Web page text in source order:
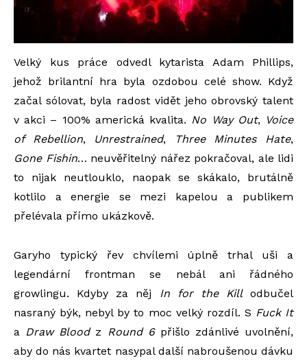
Velký kus práce odvedl kytarista Adam Phillips,
jehož brilantní hra byla ozdobou celé show. Když
začal sólovat, byla radost vidět jeho obrovský talent
v akci – 100% americká kvalita. No Way Out, Voice
of Rebellion, Unrestrained, Three Minutes Hate,
Gone Fishin… neuvěřitelný nářez pokračoval, ale lidi
to nijak neutlouklo, naopak se skákalo, brutálně
kotlilo a energie se mezi kapelou a publikem
přelévala přímo ukázkově.
Garyho typický řev chvílemi úplně trhal uši a
legendární frontman se nebál ani řádného
growlingu. Kdyby za něj In for the Killodbučel
nasraný býk, nebyl by to moc velký rozdíl. S Fuck It
a Draw Bloodz Round 6přišlo zdánlivé uvolnění,
aby do nás kvartet nasypal další nabroušenou dávku